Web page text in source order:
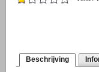
Beschrijving